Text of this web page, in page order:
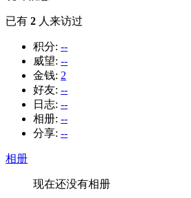
已有 2 人来访过
积分: --
威望: --
金钱: 2
好友: --
日志: --
相册: --
分享: --
相册
现在还没有相册